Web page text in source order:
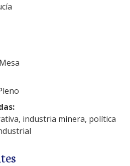
industria minera, política